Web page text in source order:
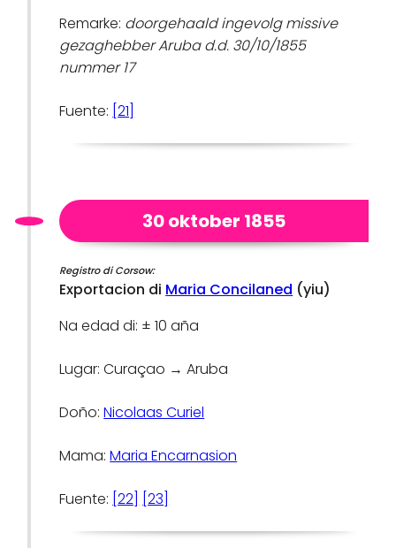
Remarke: doorgehaald ingevolg missive
gezaghebber Aruba d.d. 30/10/1855
nummer 17
Fuente: [21]
30 oktober 1855
Registro di Corsow:
Exportacion di Maria Concilaned (yiu)
Na edad di: ± 10 aña
Lugar: Curaçao → Aruba
Doño:Nicolaas Curiel
Mama:Maria Encarnasion
Fuente: [22] [23]